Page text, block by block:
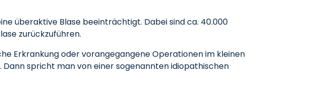
überaktive Blase beeinträchtigt. Dabei sind ca. 40.000
zurückzuführen.
Erkrankung oder vorangegangene Operationen im kleinen
spricht man von einer sogenannten idiopathischen